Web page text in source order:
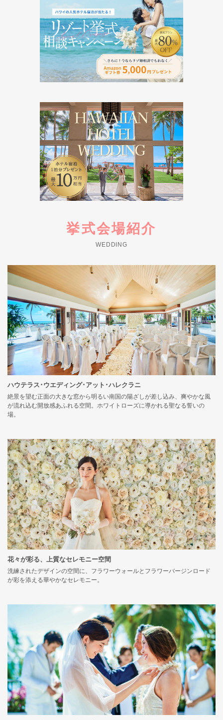
挙式会場紹介
WEDDING
ハウテラス･ウエディング･アット･ハレクラニ
絶景を望む正面の大きな窓から明るい南国の陽ざしが差し込み、爽やかな風
が流れ込む開放感あふれる空間。ホワイトローズに導かれる聖なる誓いの
場。
花々が彩る、上質なセレモニー空間
洗練されたデザインの空間に、フラワーウォールとフラワーバージンロード
が彩を添える華やかなセレモニー。